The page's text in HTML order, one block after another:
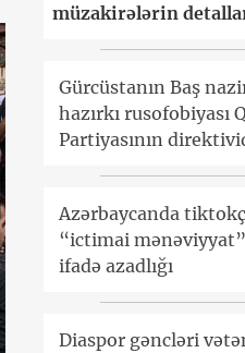
müzakirələrin
Gürcüstanın Baş
hazırkı rusofobiyası
Partiyasının
Azərbaycanda
“ictimai
ifadə azadlığı
Diaspor gəncləri